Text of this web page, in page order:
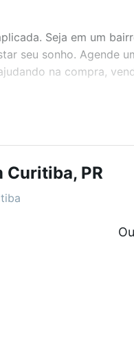
Seja em um
seu sonho. Agende
na compra,
como piscina,
no processo de
conforto. Loft, com
Curitiba, PR